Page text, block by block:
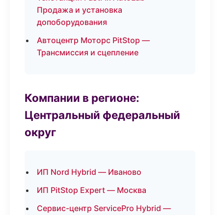
Продажа и установка
допоборудования
Автоцентр Моторс PitStop —
Трансмиссия и сцепление
Компании в регионе:
Центральный федеральный
округ
ИП Nord Hybrid — Иваново
ИП PitStop Expert — Москва
Сервис-центр ServicePro Hybrid —